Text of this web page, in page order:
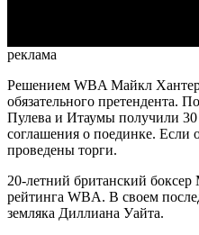
реклама
Решением WBA Майкл
обязательного претендента.
Пулева и Итаумы получили
соглашения о поединке. Если
проведены торги.
20-летний британский боксер
рейтинга WBA. В своем
земляка Диллиана Уайта.